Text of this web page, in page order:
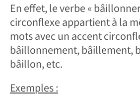
En effet, le verbe «
circonflexe appartient à la
mots avec un accent
bâillonnement, bâillement,
bâillon, etc.
Exemples :